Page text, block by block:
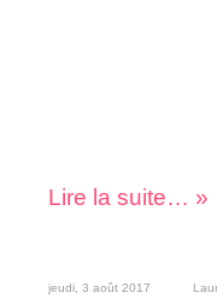
Lire la suite… »
jeudi, 3 août 2017